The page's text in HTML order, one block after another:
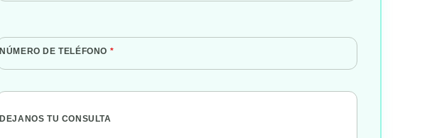
NÚMERO DE TELÉFONO *
DEJANOS TU CONSULTA